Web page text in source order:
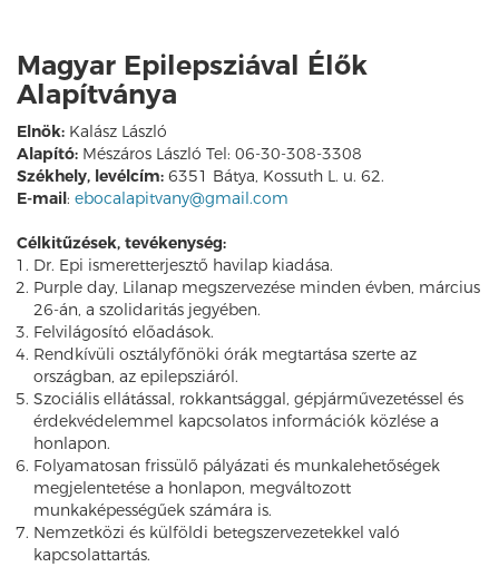
Magyar Epilepsziával Élők
Alapítványa
Elnök: Kalász László
Alapító: Mészáros László Tel: 06-30-308-3308
Székhely, levélcím: 6351 Bátya, Kossuth L. u. 62.
E-mail : ebocalapitvany@gmail.com
Célkitűzések, tevékenység:
Dr. Epi ismeretterjesztő havilap kiadása.
Purple day, Lilanap megszervezése minden évben, március
26-án, a szolidaritás jegyében.
Felvilágosító előadások.
Rendkívüli osztályfőnöki órák megtartása szerte az
országban, az epilepsziáról.
Szociális ellátással, rokkantsággal, gépjárművezetéssel és
érdekvédelemmel kapcsolatos információk közlése a
honlapon.
Folyamatosan frissülő pályázati és munkalehetőségek
megjelentetése a honlapon, megváltozott
munkaképességűek számára is.
Nemzetközi és külföldi betegszervezetekkel való
kapcsolattartás.